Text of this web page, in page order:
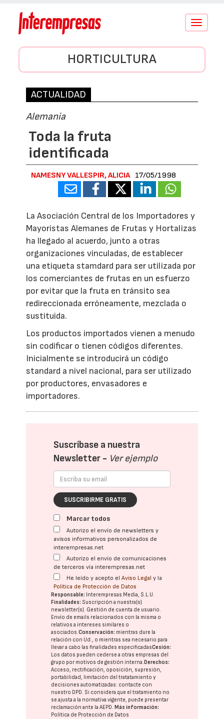
Conmutar
HORTICULTURA
ACTUALIDAD
Alemania
Toda la fruta
identificada
NAMESNY VALLESPIR, ALICIA 17/05/1998
La Asociación Central de los Importadores y
Mayoristas Alemanes de Frutas y Hortalizas
ha llegado al acuerdo, junto a otras
organizaciones vinculadas, de establecer
una etiqueta stamdard para ser utilizada por
los comerciantes de frutas en un esfuerzo
por evitar que la fruta en tránsito sea
redireccionada erróneamente, mezclada o
sustituida.
Los productos importados vienen a menudo
sin codificar o tienen códigos diferentes.
Inicialmente se introducirá un código
standard a nivel nacional, para ser utilizado
por productores, envasadores e
importadores.
Suscríbase a nuestra
Newsletter - Ver ejemplo
SUSCRIBIRME GRATIS
Marcar todos
Autorizo el envío de newsletters y
avisos informativos personalizados de
interempresas.net
Autorizo el envío de comunicaciones
de terceros vía interempresas.net
He leído y acepto elAviso Legal y la
Política de Protección de Datos
Responsable: Interempresas Media, S.L.U.
Finalidades: Suscripción a nuestra(s)
newsletter(s). Gestión de cuenta de usuario.
Envío de emails relacionados con la misma o
relativos a intereses similares o
asociados.Conservación: mientras dure la
relación con Ud., o mientras sea necesario para
llevar a cabo las finalidades especificadasCesión:
Los datos pueden cederse a otras empresas del
grupo por motivos de gestión interna. Derechos:
Acceso, rectificación, oposición, supresión,
portabilidad, limitación del tratatamiento y
decisiones automatizadas: contacte con
nuestro DPD. Si considera que el tratamiento no
se ajusta a la normativa vigente, puede presentar
reclamación ante laAEPD. Más información:
Política de Protección de Datos